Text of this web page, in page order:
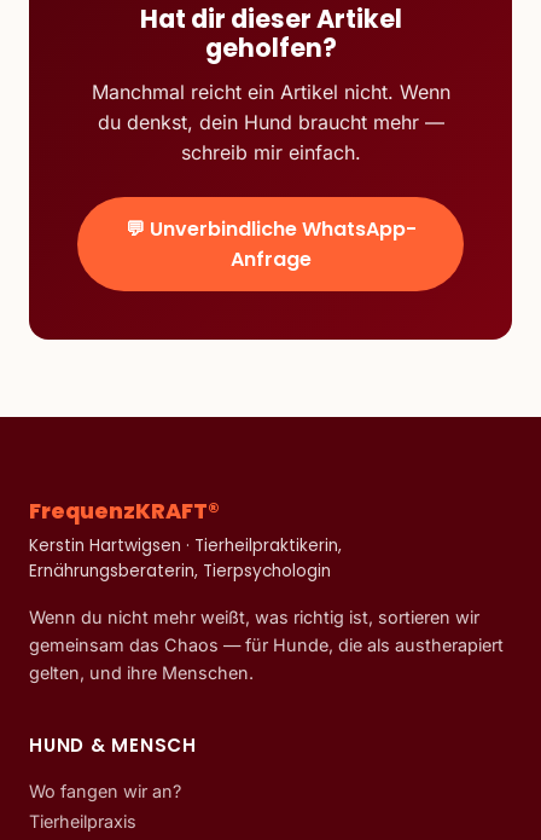
Hat dir dieser Artikel
geholfen?
Manchmal reicht ein Artikel nicht. Wenn
du denkst, dein Hund braucht mehr —
schreib mir einfach.
💬 Unverbindliche WhatsApp-
Anfrage
FrequenzKRAFT®
Kerstin Hartwigsen · Tierheilpraktikerin,
Ernährungsberaterin, Tierpsychologin
Wenn du nicht mehr weißt, was richtig ist, sortieren wir
gemeinsam das Chaos — für Hunde, die als austherapiert
gelten, und ihre Menschen.
HUND & MENSCH
Wo fangen wir an?
Tierheilpraxis